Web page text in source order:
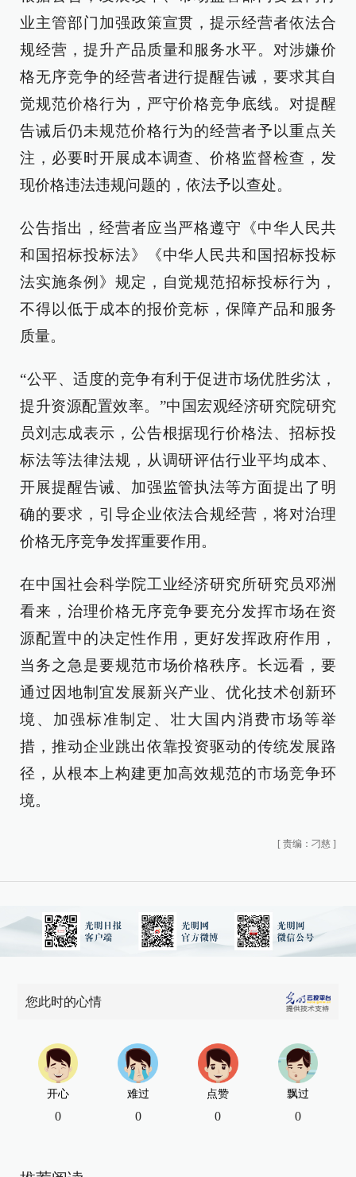
业主管部门加强政策宣贯，提示经营者依法合
规经营，提升产品质量和服务水平。对涉嫌价
格无序竞争的经营者进行提醒告诫，要求其自
觉规范价格行为，严守价格竞争底线。对提醒
告诫后仍未规范价格行为的经营者予以重点关
注，必要时开展成本调查、价格监督检查，发
现价格违法违规问题的，依法予以查处。
公告指出，经营者应当严格遵守《中华人民共
和国招标投标法》《中华人民共和国招标投标
法实施条例》规定，自觉规范招标投标行为，
不得以低于成本的报价竞标，保障产品和服务
质量。
“公平、适度的竞争有利于促进市场优胜劣汰，
提升资源配置效率。”中国宏观经济研究院研究
员刘志成表示，公告根据现行价格法、招标投
标法等法律法规，从调研评估行业平均成本、
开展提醒告诫、加强监管执法等方面提出了明
确的要求，引导企业依法合规经营，将对治理
价格无序竞争发挥重要作用。
在中国社会科学院工业经济研究所研究员邓洲
看来，治理价格无序竞争要充分发挥市场在资
源配置中的决定性作用，更好发挥政府作用，
当务之急是要规范市场价格秩序。长远看，要
通过因地制宜发展新兴产业、优化技术创新环
境、加强标准制定、壮大国内消费市场等举
措，推动企业跳出依靠投资驱动的传统发展路
径，从根本上构建更加高效规范的市场竞争环
境。
[ 责编：刁慈 ]
您此时的心情
开心
0
难过
0
点赞
0
飘过
0